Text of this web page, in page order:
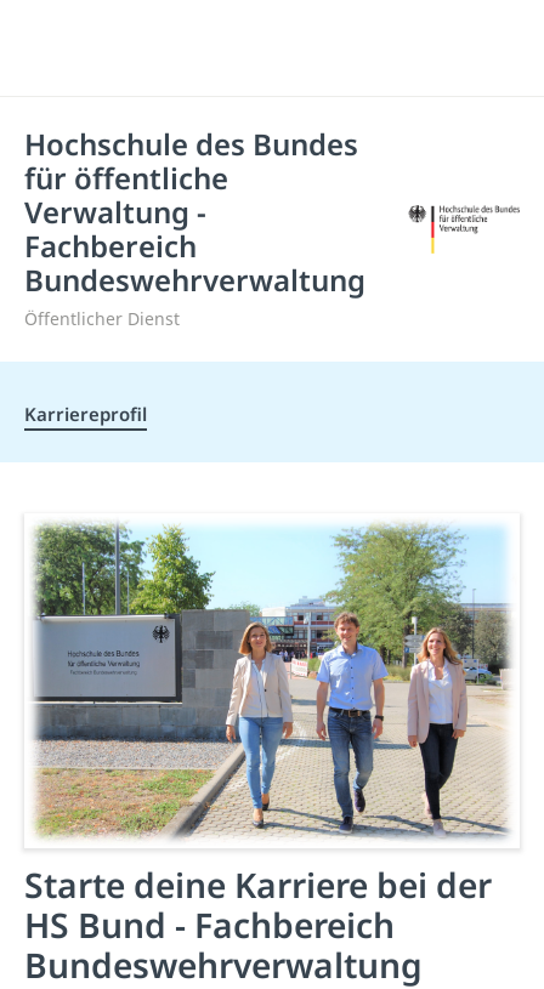
Hochschule des Bundes
für öffentliche
Verwaltung -
Fachbereich
Bundeswehrverwaltung
Öffentlicher Dienst
Karriereprofil
Starte deine Karriere bei der
HS Bund - Fachbereich
Bundeswehrverwaltung